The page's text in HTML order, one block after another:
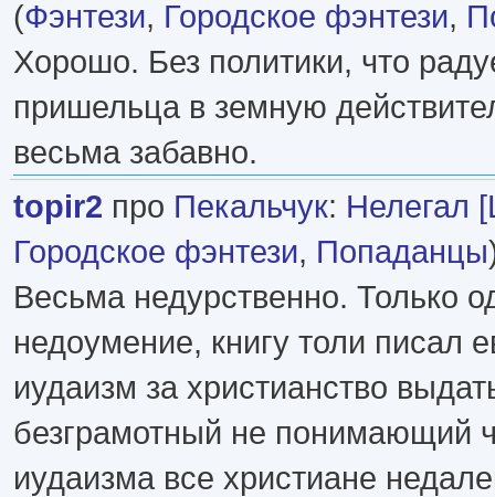
(Фэнтези, Городское фэнтези,
Хорошо. Без политики, что
пришельца в земную
весьма забавно.
topir2 про Пекальчук: Нелегал
Городское фэнтези, Попаданцы
Весьма недурственно. Только
недоумение, книгу толи писал
иудаизм за христианство
безграмотный не понимающий
иудаизма все христиане